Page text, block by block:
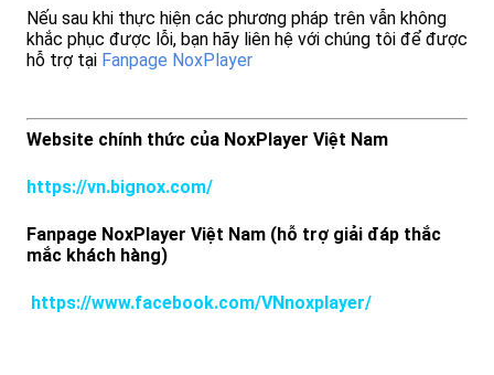
Nếu sau khi thực hiện các phương pháp trên vẫn không
khắc phục được lỗi, bạn hãy liên hệ với chúng tôi để được
hỗ trợ tại Fanpage NoxPlayer
Website chính thức của NoxPlayer Việt Nam
https://vn.bignox.com/
Fanpage NoxPlayer Việt Nam (hỗ trợ giải đáp thắc
mắc khách hàng)
https://www.facebook.com/VNnoxplayer/